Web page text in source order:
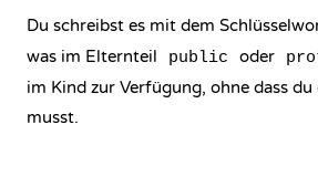
Du schreibst es mit dem
was im Elternteil
public oder
im Kind zur Verfügung, ohne dass du
musst.